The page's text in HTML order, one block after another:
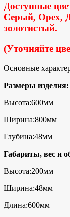
Доступные
Серый, Орех,
золотистый.
(Уточняйте
Основные
Размеры изделия:
Высота:600мм
Ширина:800мм
Глубина:48мм
Габариты, вес и
Высота:200мм
Ширина:48мм
Длина:600мм